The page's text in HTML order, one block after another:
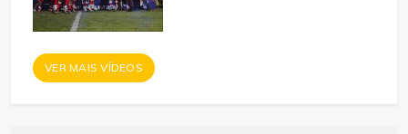
VER MAIS VÍDEOS